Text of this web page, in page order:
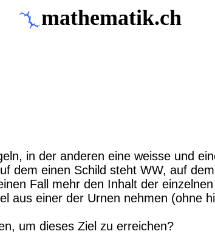
mathematik.ch
in der anderen eine weisse und
dem einen Schild steht WW, auf
Fall mehr den Inhalt der
aus einer der Urnen nehmen (ohne
um dieses Ziel zu erreichen?